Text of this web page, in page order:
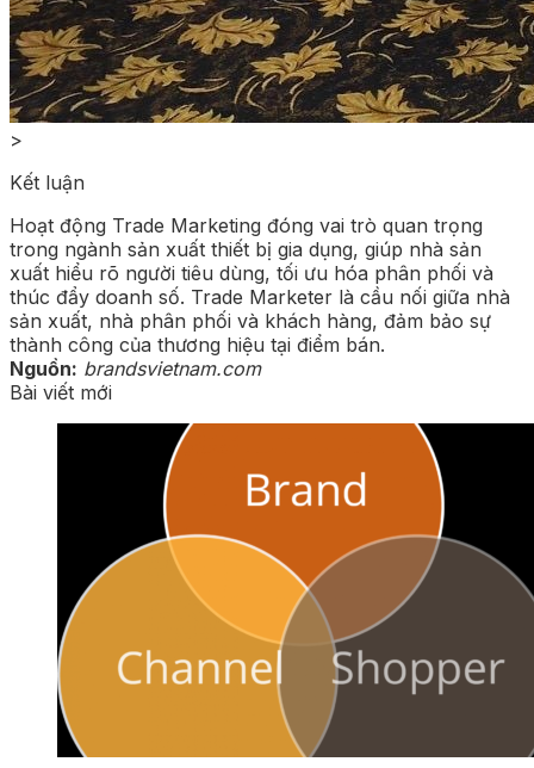
>
Kết luận
Hoạt động Trade Marketing đóng vai trò quan trọng
trong ngành sản xuất thiết bị gia dụng, giúp nhà sản
xuất hiểu rõ người tiêu dùng, tối ưu hóa phân phối và
thúc đẩy doanh số. Trade Marketer là cầu nối giữa nhà
sản xuất, nhà phân phối và khách hàng, đảm bảo sự
thành công của thương hiệu tại điểm bán.
Nguồn: brandsvietnam.com
Bài viết mới